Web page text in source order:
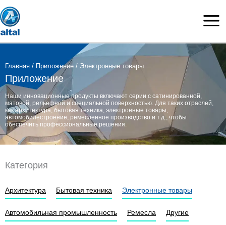
Skip
to
content
Главная / Приложение / Электронные товары
Приложение
Наши инновационные продукты включают серии с сатинированной,
матовой, рельефной и специальной поверхностью. Для таких отраслей,
как архитектура, бытовая техника, электронные товары,
автомобилестроение, ремесленное производство и т.д., чтобы
обеспечить профессиональные решения.
Категория
Архитектура Бытовая техника Электронные товары
Автомобильная промышленность Ремесла Другие